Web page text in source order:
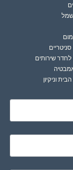
לחדר שירותים
וניקיון